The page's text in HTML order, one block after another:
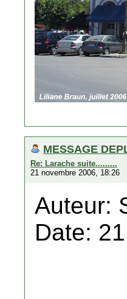
MESSAGE
Re: Larache suite.........
21 novembre 2006, 18:26
Auteur:
Date: